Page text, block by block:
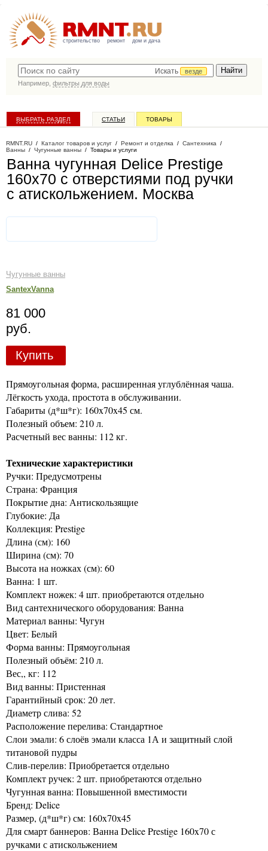
строительство ремонт дом и дача
Искать
везде
Например, фильтры для воды
ВЫБРАТЬ РАЗДЕЛ СТАТЬИ ТОВАРЫ
RMNT.RU / Каталог товаров и услуг / Ремонт и отделка / Сантехника /
Ванны / Чугунные ванны / Товары и услуги
Ванна чугунная Delice Prestige
160x70 с отверстиями под ручки
с атискольжением. Москва
Чугунные ванны
SantexVanna
81 000
руб.
Купить
Прямоугольная форма, расширенная углублённая чаша.
Лёгкость ухода, простота в обслуживании.
Габариты (д*ш*г): 160x70x45 см.
Полезный объем: 210 л.
Расчетный вес ванны: 112 кг.
Технические характеристики
Ручки: Предусмотрены
Страна: Франция
Покрытие дна: Антискользящие
Глубокие: Да
Коллекция: Prestige
Длина (см): 160
Ширина (см): 70
Высота на ножках (см): 60
Ванна: 1 шт.
Комплект ножек: 4 шт. приобретаются отдельно
Вид сантехнического оборудования: Ванна
Материал ванны: Чугун
Цвет: Белый
Форма ванны: Прямоугольная
Полезный объём: 210 л.
Вес,, кг: 112
Вид ванны: Пристенная
Гарантийный срок: 20 лет.
Диаметр слива: 52
Расположение перелива: Стандартное
Слои эмали: 6 слоёв эмали класса 1А и защитный слой
титановой пудры
Слив-перелив: Приобретается отдельно
Комплект ручек: 2 шт. приобретаются отдельно
Чугунная ванна: Повышенной вместимости
Бренд: Delice
Размер, (д*ш*г) см: 160x70x45
Для смарт баннеров: Ванна Delice Prestige 160x70 с
ручками с атискольжением